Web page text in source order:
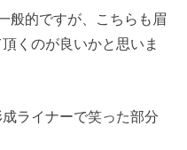
般的ですが、こちらも眉
くのが良いかと思いま
ライナーで笑った部分